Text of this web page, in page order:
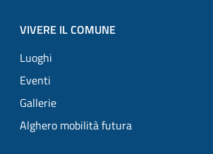
VIVERE IL COMUNE
Luoghi
Eventi
Gallerie
Alghero mobilità futura